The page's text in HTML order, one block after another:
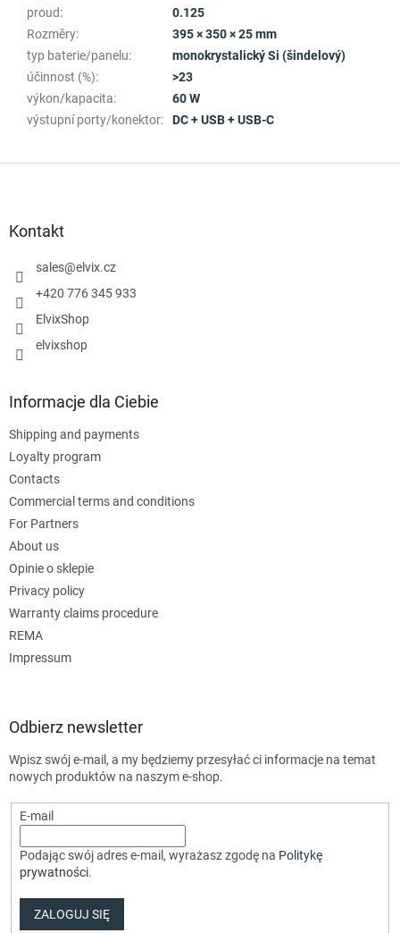
proud:
0.125
Rozměry:
395 × 350 × 25 mm
typ baterie/panelu:
monokrystalický Si (šindelový)
účinnost (%):
>23
výkon/kapacita:
60 W
výstupní porty/konektor: DC + USB + USB-C
Kontakt
sales@elvix.cz
+420 776 345 933
ElvixShop
elvixshop
Informacje dla Ciebie
Shipping and payments
Loyalty program
Contacts
Commercial terms and conditions
For Partners
About us
Opinie o sklepie
Privacy policy
Warranty claims procedure
REMA
Impressum
Odbierz newsletter
Wpisz swój e-mail, a my będziemy przesyłać ci informacje na temat
nowych produktów na naszym e-shop.
E-mail
Podając swój adres e-mail, wyrażasz zgodę na Politykę
prywatności.
ZALOGUJ SIĘ